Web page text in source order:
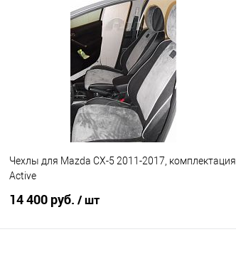
В корзину
Купить в 1 клик
Сравнение
Под заказ
Чехлы для Mazda CX-5 2011-2017, комплектация
Active
14 400 руб. / шт